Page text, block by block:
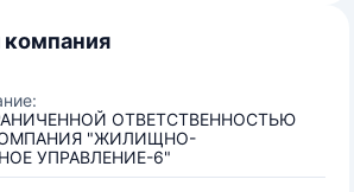
ОТВЕТСТВЕННОСТЬЮ
"ЖИЛИЩНО-
УПРАВЛЕНИЕ-6"